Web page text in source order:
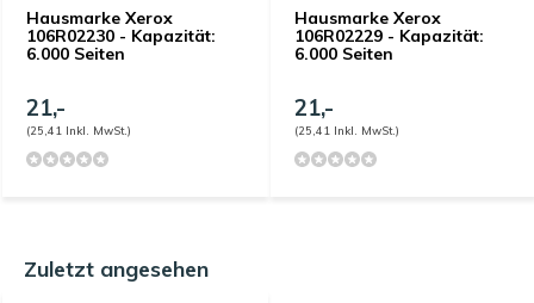
Hausmarke Xerox
106R02230 - Kapazität:
6.000 Seiten
21,-
(25,41 Inkl. MwSt.)
Hausmarke Xerox
106R02229 - Kapazität:
6.000 Seiten
21,-
(25,41 Inkl. MwSt.)
Zuletzt angesehen